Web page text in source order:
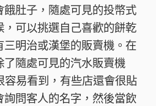
肚子，隨處可見的投幣式
可以挑選自己喜歡的餅乾
明治或漢堡的販賣機。在
隨處可見的汽水販賣機
容易看到，有些店還會很貼
問客人的名字，然後當飲